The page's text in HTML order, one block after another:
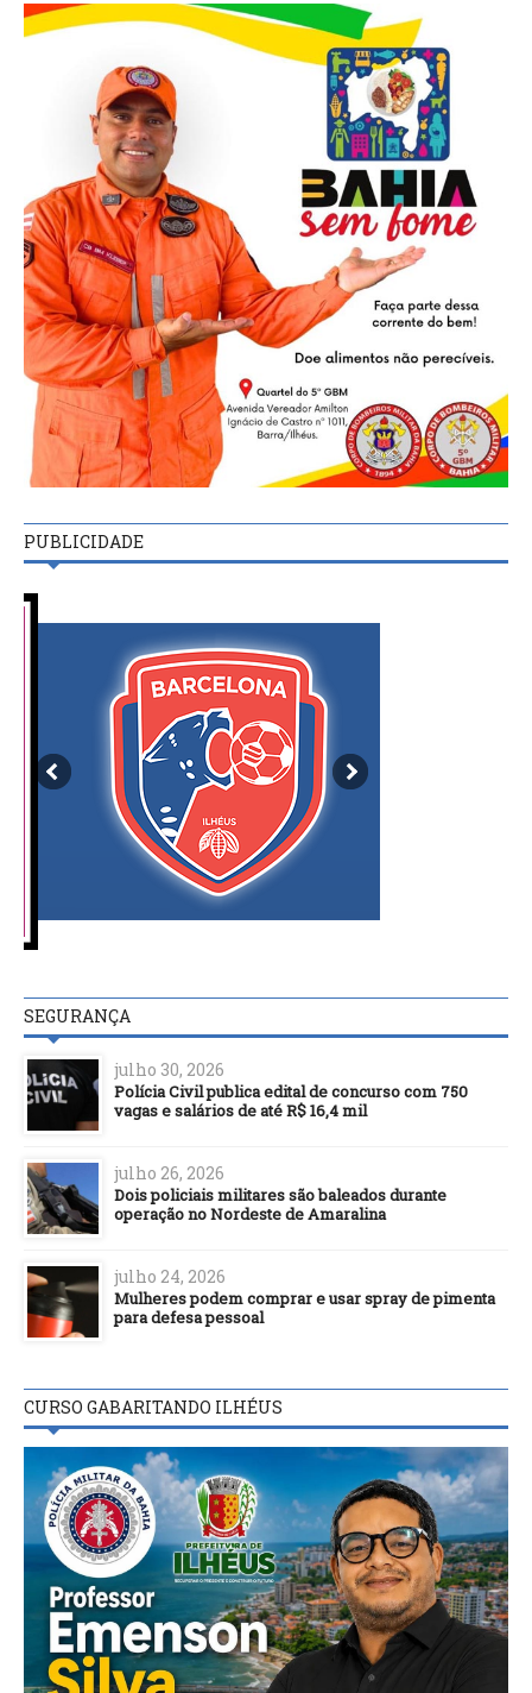
PUBLICIDADE
SEGURANÇA
julho 30, 2026
Polícia Civil publica edital de concurso com 750
vagas e salários de até R$ 16,4 mil
julho 26, 2026
Dois policiais militares são baleados durante
operação no Nordeste de Amaralina
julho 24, 2026
Mulheres podem comprar e usar spray de pimenta
para defesa pessoal
CURSO GABARITANDO ILHÉUS